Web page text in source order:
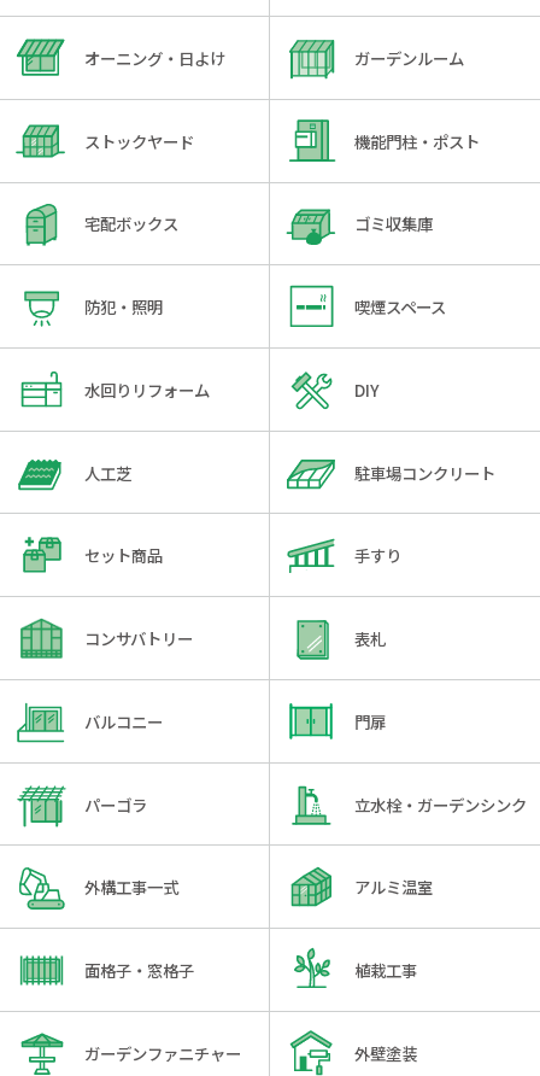
オーニング・日よけ ガーデンルーム
ストックヤード 機能門柱・ポスト
宅配ボックス ゴミ収集庫
防犯・照明 喫煙スペース
水回りリフォーム DIY
人工芝 駐車場コンクリート
セット商品 手すり
コンサバトリー 表札
バルコニー 門扉
パーゴラ 立水栓・ガーデンシンク
外構工事一式 アルミ温室
面格子・窓格子 植栽工事
ガーデンファニチャー 外壁塗装